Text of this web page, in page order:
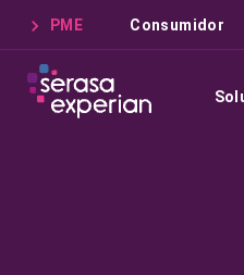
PME Consumidor